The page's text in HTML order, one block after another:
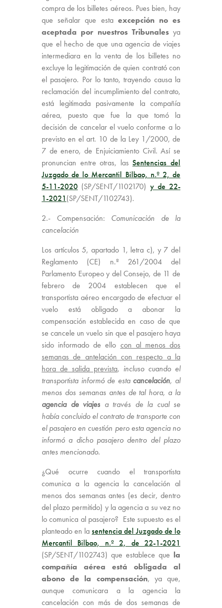
compra de los billetes aéreos. Pues bien, hay
que señalar que esta excepción no es
aceptada por nuestros Tribunalesya
que el hecho de que una agencia de viajes
intermediara en la venta de los billetes no
excluye la legitimación de quien contrató con
el pasajero. Por lo tanto, trayendo causa la
reclamación del incumplimiento del contrato,
está legitimada pasivamente la compañía
aérea, puesto que fue la que tomó la
decisión de cancelar el vuelo conforme a lo
previsto en el art. 10 de la Ley 1/2000, de
7 de enero, de Enjuiciamiento Civil. Así se
pronuncian entre otras, lasSentencias del
Juzgado de lo Mercantil Bilbao, n.º 2, de
5-11-2020 (SP/SENT/1102170) y de 22-
1-2021(SP/SENT/1102743).
2.- Compensación: Comunicación de la
cancelación
Los artículos 5, apartado 1, letra c), y 7 del
Reglamento (CE) n.º 261/2004 del
Parlamento Europeo y del Consejo, de 11 de
febrero de 2004 establecen que el
transportista aéreo encargado de efectuar el
vuelo está obligado a abonar la
compensación establecida en caso de que
se cancele un vuelo sin que el pasajero haya
sido informado de ello con al menos dos
semanas de antelación con respecto a la
hora de salida prevista, incluso cuando el
transportista informó de esta cancelación, al
menos dos semanas antes de tal hora, a la
agencia de viajes a través de la cual se
había concluido el contrato de transporte con
el pasajero en cuestión pero esta agencia no
informó a dicho pasajero dentro del plazo
antes mencionado.
¿Qué ocurre cuando el transportista
comunica a la agencia la cancelación al
menos dos semanas antes (es decir, dentro
del plazo permitido) y la agencia a su vez no
lo comunica al pasajero? Este supuesto es el
planteado en lasentencia del Juzgado de lo
Mercantil Bilbao, n.º 2, de 22-1-2021
(SP/SENT/1102743) que establece que la
compañía aérea está obligada al
abono de la compensación, ya que,
aunque comunicara a la agencia la
cancelación con más de dos semanas de